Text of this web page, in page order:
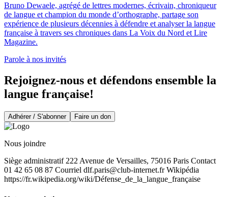
Bruno Dewaele, agrégé de lettres modernes, écrivain, chroniqueur
de langue et champion du monde d’orthographe, partage son
expérience de plusieurs décennies à défendre et analyser la langue
française à travers ses chroniques dans La Voix du Nord et Lire
Magazine.
Parole à nos invités
Rejoignez-nous et défendons ensemble la
langue française!
Adhérer / S'abonner Faire un don
Nous joindre
Siège administratif 222 Avenue de Versailles, 75016 Paris Contact
01 42 65 08 87 Courriel dlf.paris@club-internet.frWikipédia
https://fr.wikipedia.org/wiki/Défense_de_la_langue_française